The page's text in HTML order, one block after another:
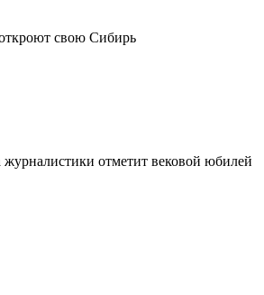
свою Сибирь
отметит вековой юбилей